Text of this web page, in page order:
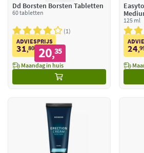
Dd Borsten Borsten Tabletten
60 tabletten
1
ADVIESPRIJS
31,80 20,35
Maandag in huis
125 ml
24,